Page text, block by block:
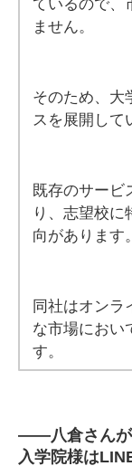
ているので、
ません。
そのため、大
スを展開して
既存のサービ
り、志望校に
向があります。
同社はオンラ
な市場におい
す。
――八倉さん
入学院様は